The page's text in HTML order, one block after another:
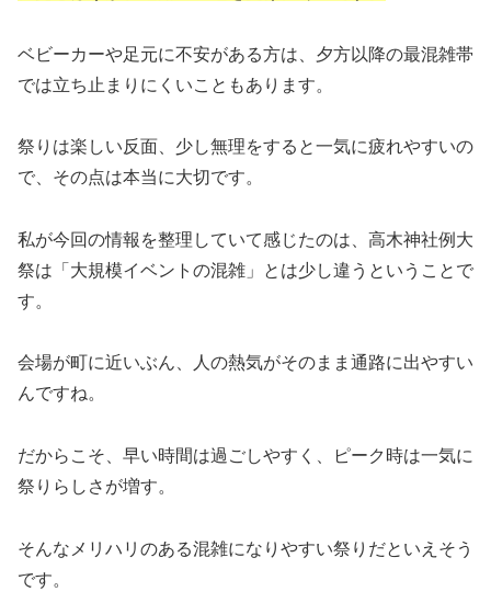
ベビーカーや足元に不安がある方は、夕方以降の最混雑帯
では立ち止まりにくいこともあります。
祭りは楽しい反面、少し無理をすると一気に疲れやすいの
で、その点は本当に大切です。
私が今回の情報を整理していて感じたのは、高木神社例大
祭は「大規模イベントの混雑」とは少し違うということで
す。
会場が町に近いぶん、人の熱気がそのまま通路に出やすい
んですね。
だからこそ、早い時間は過ごしやすく、ピーク時は一気に
祭りらしさが増す。
そんなメリハリのある混雑になりやすい祭りだといえそう
です。